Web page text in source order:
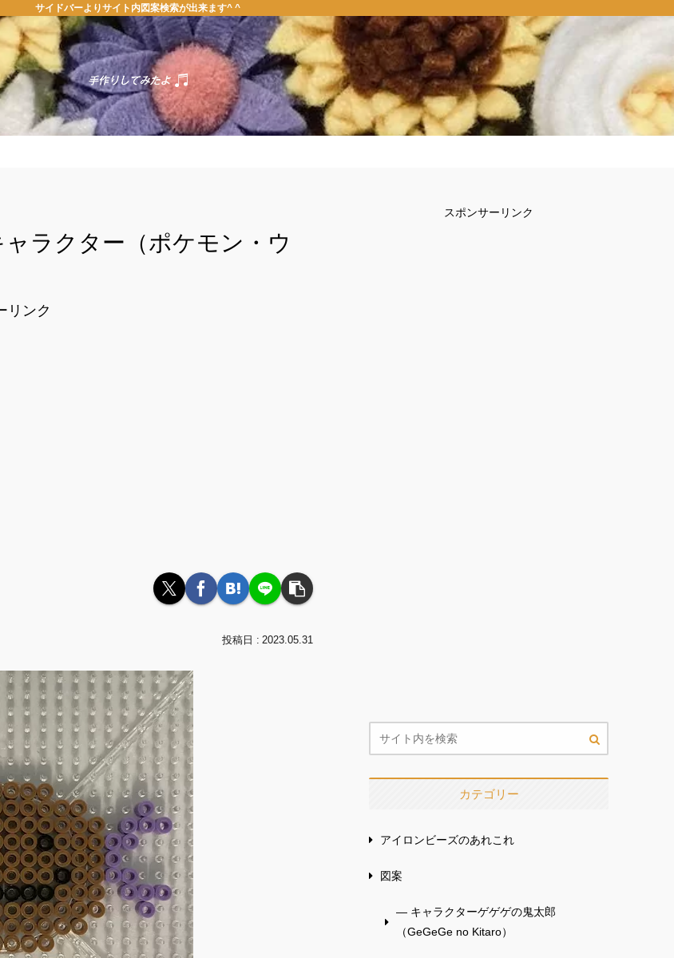
サイドバーよりサイト内図案検索が出来ます^ ^
クター（ポケモン・ウ
リンク
2023.05.31
スポンサーリンク
カテゴリー
アイロンビーズのあれこれ
図案
— キャラクターゲゲゲの鬼太郎
（GeGeGe no Kitaro）